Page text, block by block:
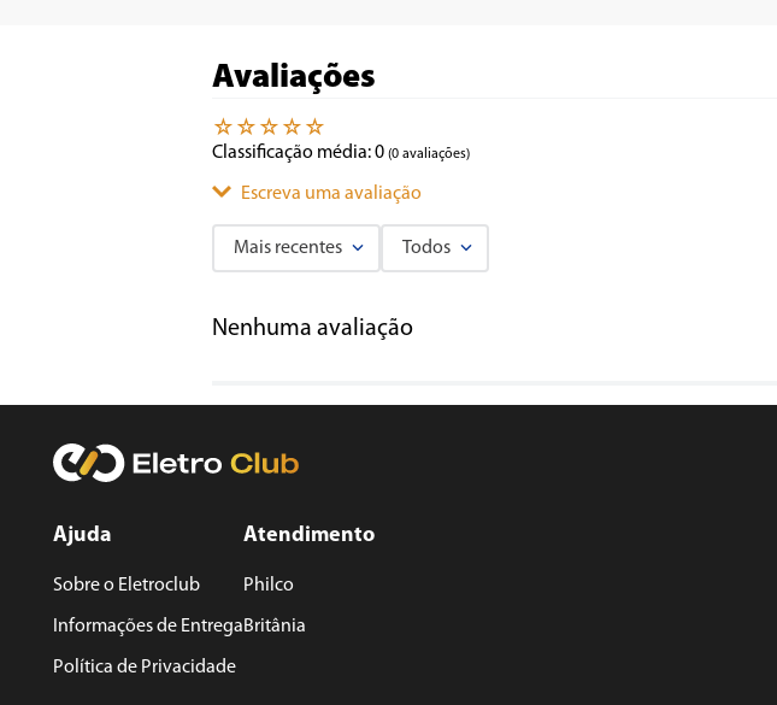
Avaliações
☆ ☆ ☆ ☆ ☆
Classificação média: 0 (0 avaliações)
Escreva uma avaliação
Título
★★
Mais recentes Todos
Nenhuma avaliação
Ajuda
Sobre o Eletroclub
Informações de Entrega
Política de Privacidade
Atendimento
Philco
Britânia